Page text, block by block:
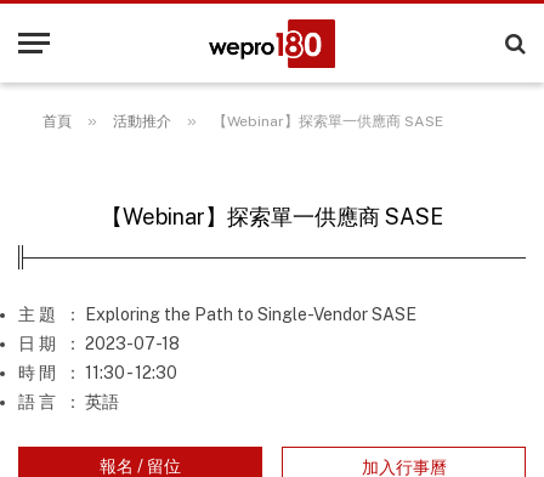
首頁 » 活動推介 » 【Webinar】探索單一供應商 SASE
【Webinar】探索單一供應商 SASE
主 題
： Exploring the Path to Single-Vendor SASE
日 期
： 2023-07-18
時 間
： 11:30 - 12:30
語 言
： 英語
報名 / 留位 加入行事曆